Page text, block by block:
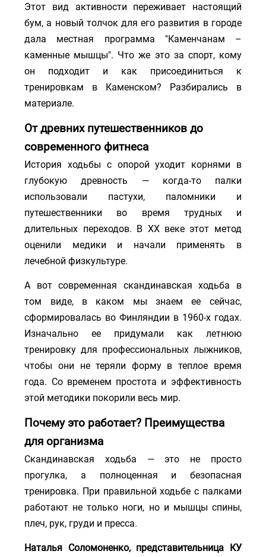
Этот вид активности переживает настоящий
бум, а новый толчок для его развития в городе
дала местная программа "Каменчанам –
каменные мышцы". Что же это за спорт, кому
он подходит и как присоединиться к
тренировкам в Каменском? Разбирались в
материале.
От древних путешественников до
современного фитнеса
История ходьбы с опорой уходит корнями в
глубокую древность — когда-то палки
использовали пастухи, паломники и
путешественники во время трудных и
длительных переходов. В ХХ веке этот метод
оценили медики и начали применять в
лечебной физкультуре.
А вот современная скандинавская ходьба в
том виде, в каком мы знаем ее сейчас,
сформировалась во Финляндии в 1960-х годах.
Изначально ее придумали как летнюю
тренировку для профессиональных лыжников,
чтобы они не теряли форму в теплое время
года. Со временем простота и эффективность
этой методики покорили весь мир.
Почему это работает? Преимущества
для организма
Скандинавская ходьба — это не просто
прогулка, а полноценная и безопасная
тренировка. При правильной ходьбе с палками
работают не только ноги, но и мышцы спины,
плеч, рук, груди и пресса.
Наталья Соломоненко, представительница КУ